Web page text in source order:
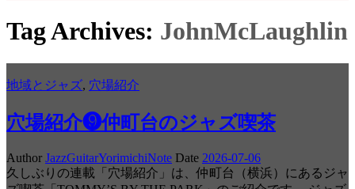
Tag Archives: JohnMcLaughlin
地域とジャズ, 穴場紹介
穴場紹介❾仲町台のジャズ喫茶
Author JazzGuitarYorimichiNote Date 2026-07-06
久しぶりの連載「穴場紹介」は、仲町台（横浜）にあるジャ